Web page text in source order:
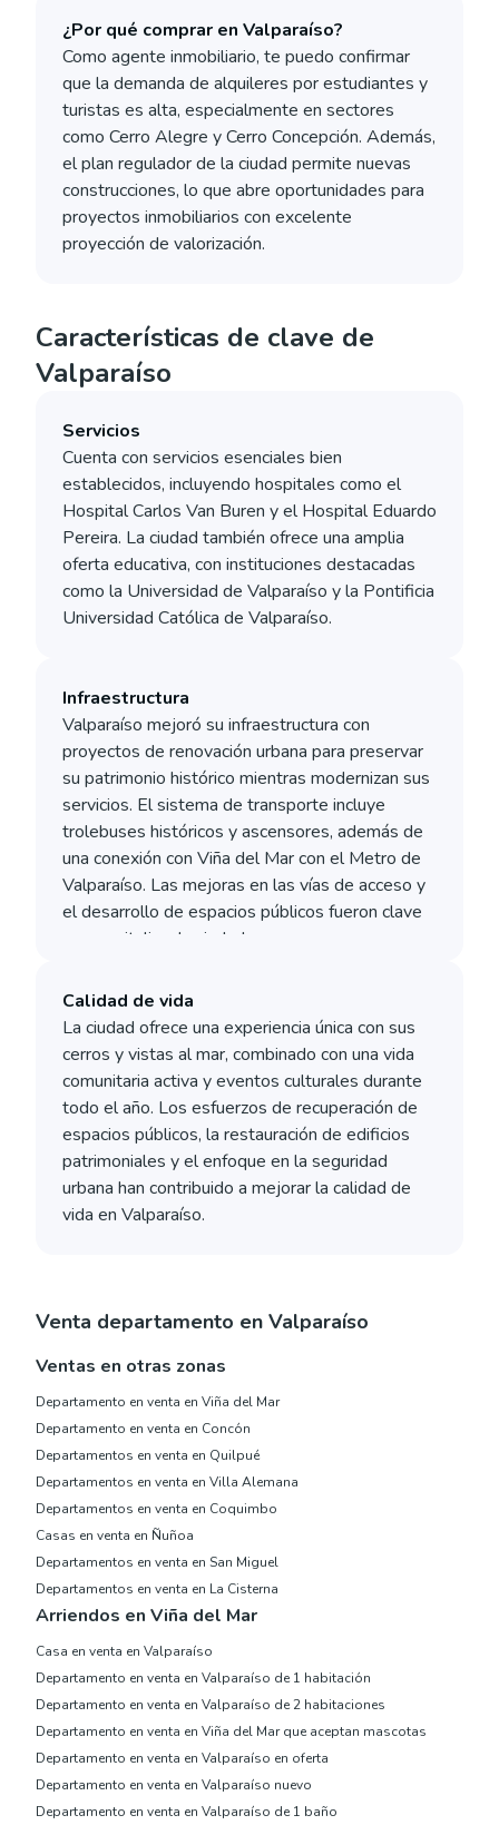
¿Por qué comprar en Valparaíso?
Como agente inmobiliario, te puedo confirmar
que la demanda de alquileres por estudiantes y
turistas es alta, especialmente en sectores
como Cerro Alegre y Cerro Concepción. Además,
el plan regulador de la ciudad permite nuevas
construcciones, lo que abre oportunidades para
proyectos inmobiliarios con excelente
proyección de valorización.
Características de clave de
Valparaíso
Servicios
Cuenta con servicios esenciales bien
establecidos, incluyendo hospitales como el
Hospital Carlos Van Buren y el Hospital Eduardo
Pereira. La ciudad también ofrece una amplia
oferta educativa, con instituciones destacadas
como la Universidad de Valparaíso y la Pontificia
Universidad Católica de Valparaíso.
Infraestructura
Valparaíso mejoró su infraestructura con
proyectos de renovación urbana para preservar
su patrimonio histórico mientras modernizan sus
servicios. El sistema de transporte incluye
trolebuses históricos y ascensores, además de
una conexión con Viña del Mar con el Metro de
Valparaíso. Las mejoras en las vías de acceso y
el desarrollo de espacios públicos fueron clave
para revitalizar la ciudad.
Calidad de vida
La ciudad ofrece una experiencia única con sus
cerros y vistas al mar, combinado con una vida
comunitaria activa y eventos culturales durante
todo el año. Los esfuerzos de recuperación de
espacios públicos, la restauración de edificios
patrimoniales y el enfoque en la seguridad
urbana han contribuido a mejorar la calidad de
vida en Valparaíso.
Venta departamento en Valparaíso
Ventas en otras zonas
Departamento en venta en Viña del Mar
Departamento en venta en Concón
Departamentos en venta en Quilpué
Departamentos en venta en Villa Alemana
Departamentos en venta en Coquimbo
Casas en venta en Ñuñoa
Departamentos en venta en San Miguel
Departamentos en venta en La Cisterna
Arriendos en Viña del Mar
Casa en venta en Valparaíso
Departamento en venta en Valparaíso de 1 habitación
Departamento en venta en Valparaíso de 2 habitaciones
Departamento en venta en Viña del Mar que aceptan mascotas
Departamento en venta en Valparaíso en oferta
Departamento en venta en Valparaíso nuevo
Departamento en venta en Valparaíso de 1 baño